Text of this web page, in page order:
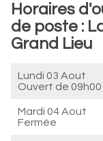
Horaires
de poste :
Grand Lieu
Lundi 03 Aout
Ouvert de
Mardi 04 Aout
Fermée